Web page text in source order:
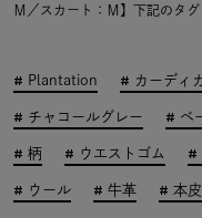
Ｍ／スカート：Ｍ】下記のタ
Plantation カーディ
チャコールグレー ベ
柄 ウエストゴム
ウール 牛革 本皮